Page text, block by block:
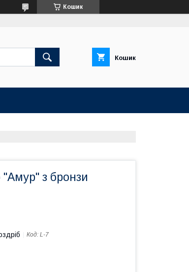
Кошик
Кошик
"Амур" з бронзи
Код: L-7